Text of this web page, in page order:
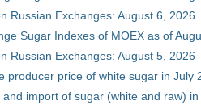
Russian Exchanges: August 6, 2026
Sugar Indexes of MOEX as of
Russian Exchanges: August 5, 2026
producer price of white sugar in July
import of sugar (white and raw)